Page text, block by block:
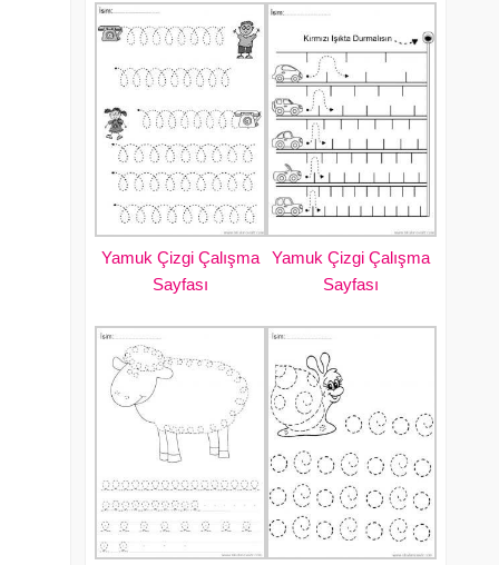
Yamuk Çizgi Çalışma
Sayfası
Yamuk Çizgi Çalışma
Sayfası